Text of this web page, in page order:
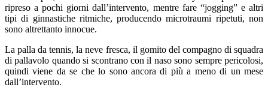
ripreso a pochi giorni dall’intervento, mentre fare “jogging” e altri
tipi di ginnastiche ritmiche, producendo microtraumi ripetuti, non
sono altrettanto innocue.
La palla da tennis, la neve fresca, il gomito del compagno di squadra
di pallavolo quando si scontrano con il naso sono sempre pericolosi,
quindi viene da se che lo sono ancora di più a meno di un mese
dall’intervento.